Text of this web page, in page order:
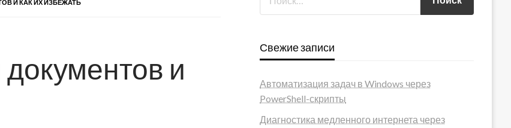
И КАК ИХ ИЗБЕЖАТЬ
и
Свежие записи
Автоматизация задач в Windows через
PowerShell-скрипты
Диагностика медленного интернета через